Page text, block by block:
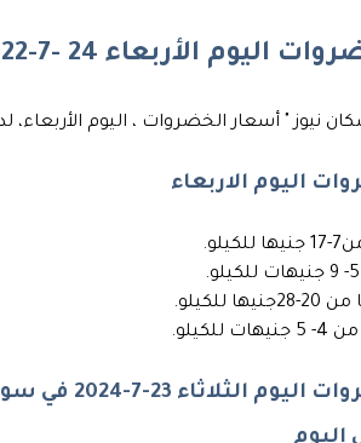
24 -7-22-2024 في سوق العبور للجملة
نيوز " أسعار الخضروات ، اليوم الأربعاء،
اليوم الاربعاء
للكيلو.
23-7-2024 في سوق العبور للجملة